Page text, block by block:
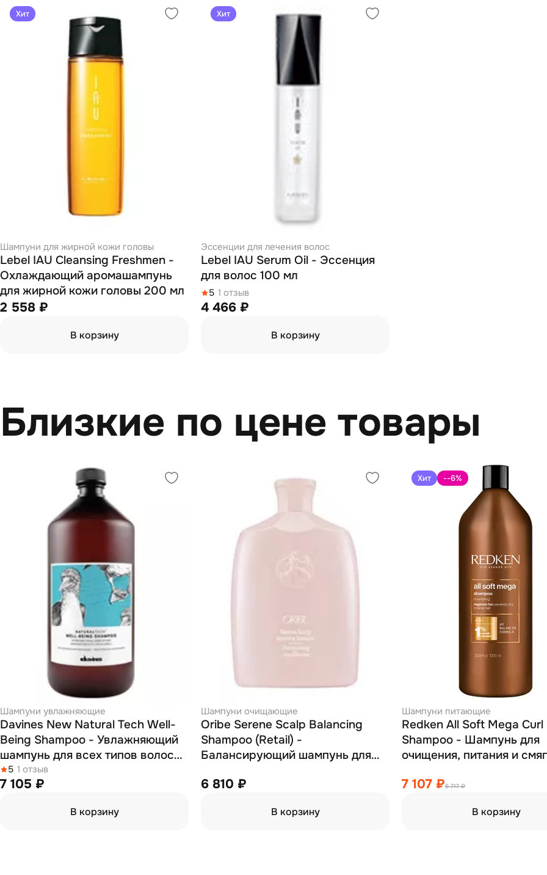
Хит
Шампуни для жирной кожи головы
Lebel IAU Cleansing Freshmen -
Охлаждающий аромашампунь
для жирной кожи головы 200 мл
2 558 ₽
В корзину
Хит
Эссенции для лечения волос
Lebel IAU Serum Oil - Эссенция
для волос 100 мл
5 1 отзыв
4 466 ₽
В корзину
Близкие по цене товары
Шампуни увлажняющие
Davines New Natural Tech Well-
Being Shampoo - Увлажняющий
шампунь для всех типов волос
1000 мл
5 1 отзыв
7 105 ₽
В корзину
Шампуни очищающие
Oribe Serene Scalp Balancing
Shampoo (Retail) -
Балансирующий шампунь для
гармония» 250 мл
6 810 ₽
В корзину
Хит --6%
Шампуни питающие
Redken All Soft Mega Curl
Shampoo - Шампунь для
очищения, питания и
волос 1000 мл
7 107 ₽6 717 ₽
В корзину